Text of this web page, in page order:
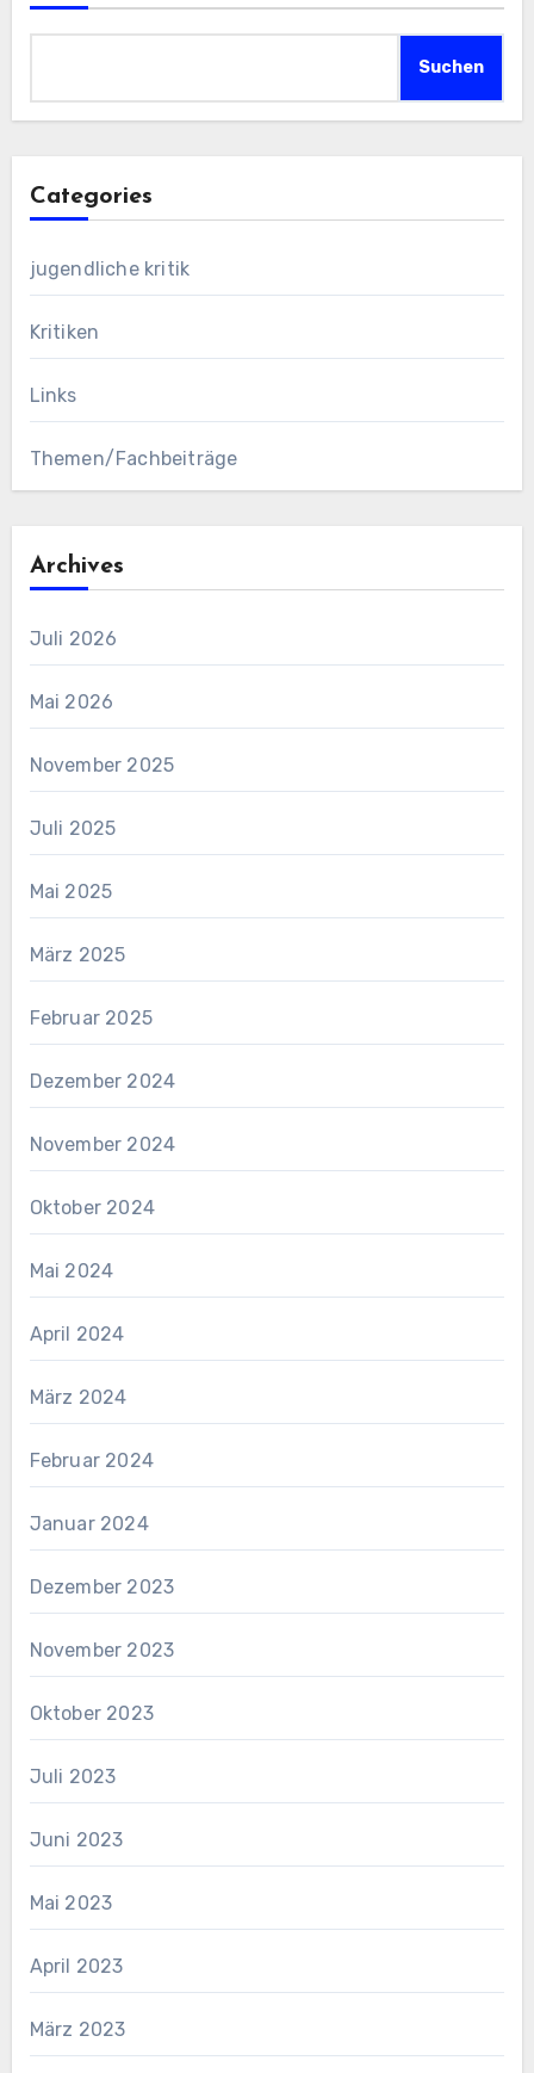
Suchen
Categories
jugendliche kritik
Kritiken
Links
Themen/Fachbeiträge
Archives
Juli 2026
Mai 2026
November 2025
Juli 2025
Mai 2025
März 2025
Februar 2025
Dezember 2024
November 2024
Oktober 2024
Mai 2024
April 2024
März 2024
Februar 2024
Januar 2024
Dezember 2023
November 2023
Oktober 2023
Juli 2023
Juni 2023
Mai 2023
April 2023
März 2023